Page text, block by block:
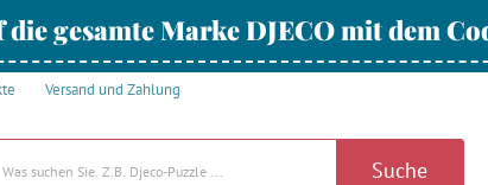
die gesamte Marke DJECO mit dem
Versand und Zahlung
Suche